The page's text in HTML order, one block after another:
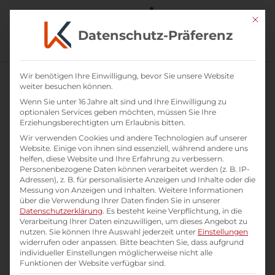
Unsere Angebote zu Teamentwicklung
und Organisationsentwicklung
Mit
Datenschutz-Präferenz
Wir benötigen Ihre Einwilligung, bevor Sie unsere Website
weiter besuchen können.
Wenn Sie unter 16 Jahre alt sind und Ihre Einwilligung zu
optionalen Services geben möchten, müssen Sie Ihre
Erziehungsberechtigten um Erlaubnis bitten.
Wir verwenden Cookies und andere Technologien auf unserer
Website. Einige von ihnen sind essenziell, während andere uns
helfen, diese Website und Ihre Erfahrung zu verbessern.
Personenbezogene Daten können verarbeitet werden (z. B. IP-
Adressen), z. B. für personalisierte Anzeigen und Inhalte oder die
Messung von Anzeigen und Inhalten. Weitere Informationen
über die Verwendung Ihrer Daten finden Sie in unserer
Datenschutzerklärung. Es besteht keine Verpflichtung, in die
Verarbeitung Ihrer Daten einzuwilligen, um dieses Angebot zu
nutzen. Sie können Ihre Auswahl jederzeit unter Einstellungen
widerrufen oder anpassen. Bitte beachten Sie, dass aufgrund
individueller Einstellungen möglicherweise nicht alle
Funktionen der Website verfügbar sind.